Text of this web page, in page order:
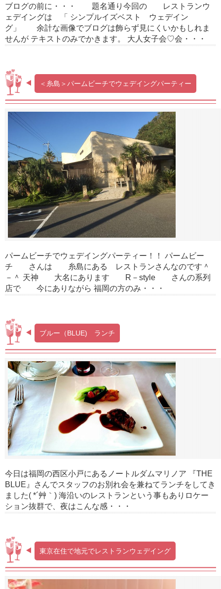
ブログの前に・・・ 題名通り今回の レストランウ
ェデイングは 「 シンプルイズベスト ウェデイン
グ」 余計な画像でブログは飾らず見にくいかもしれま
せんが テキストのみでかきます。 大人女子会♡会・・・
＜糸島＞パームビーチでウェデイングパーティー
パームビーチでウェデイングパーティー！！ パームビー
チ さんは 糸島にある レストランさんなのです＾
－＾ 天神 大名にあります R－style さんの系列
店で 今にありながら 福岡の方のみ・・・
ブルー（BLUE) ランチ
今日は福岡の西区小戸にあるノートルダムマリノア 『THE
BLUE』さんでスタッフのお別れ会を兼ねてランチをしてき
ました( *´艸｀) 海沿いのレストランという事もありロケー
ション抜群で、夜はこんな感・・・
東京在住で地元でレストランウェデイング